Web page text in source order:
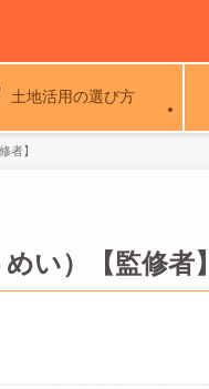
土地活用の選び方
者】
い）【監修者】